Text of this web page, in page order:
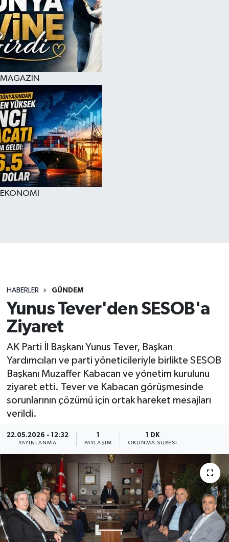
MAGAZİN
EKONOMİ
HABERLER GÜNDEM
Yunus Tever'den SESOB'a
Ziyaret
AK Parti İl Başkanı Yunus Tever, Başkan
Yardımcıları ve parti yöneticileriyle birlikte SESOB
Başkanı Muzaffer Kabacan ve yönetim kurulunu
ziyaret etti. Tever ve Kabacan görüşmesinde
sorunlarının çözümü için ortak hareket mesajları
verildi.
22.05.2026 - 12:32
YAYINLANMA PAYLAŞIM
1 DK
OKUNMA SÜRESI